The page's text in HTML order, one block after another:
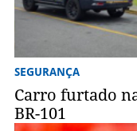
SEGURANÇA
Carro furtado
BR-101